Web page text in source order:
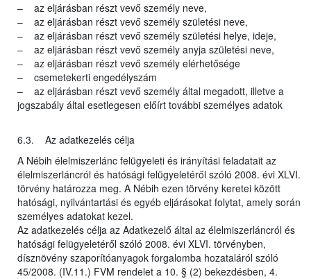
– az eljárásban részt vevő személy neve,
– az eljárásban részt vevő személy születési neve,
– az eljárásban részt vevő személy születési helye, ideje,
– az eljárásban részt vevő személy anyja születési neve,
– az eljárásban részt vevő személy elérhetősége
– csemetekerti engedélyszám
– az eljárásban részt vevő személy által megadott, illetve a
jogszabály által esetlegesen előírt további személyes adatok
6.3. Az adatkezelés célja
A Nébih élelmiszerlánc felügyeleti és irányítási feladatait az
élelmiszerláncról és hatósági felügyeletéről szóló 2008. évi XLVI.
törvény határozza meg. A Nébih ezen törvény keretei között
hatósági, nyilvántartási és egyéb eljárásokat folytat, amely során
személyes adatokat kezel.
Az adatkezelés célja az Adatkezelő által az élelmiszerláncról és
hatósági felügyeletéről szóló 2008. évi XLVI. törvényben,
dísznövény szaporítóanyagok forgalomba hozataláról szóló
45/2008. (IV.11.) FVM rendelet a 10. § (2) bekezdésben, 4.